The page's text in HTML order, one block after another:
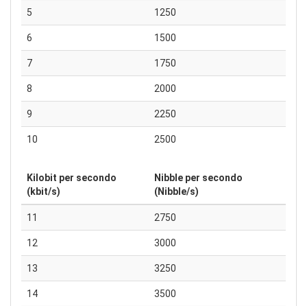
5 1250
6 1500
7 1750
8 2000
9 2250
10 2500
Kilobit per secondo
(kbit/s)
Nibble per secondo
(Nibble/s)
11 2750
12 3000
13 3250
14 3500